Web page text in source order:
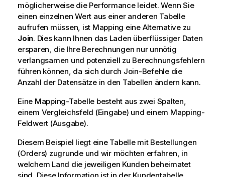
möglicherweise die Performance leidet. Wenn Sie
einen einzelnen Wert aus einer anderen Tabelle
aufrufen müssen, ist Mapping eine Alternative zu
Join. Dies kann Ihnen das Laden überflüssiger Daten
ersparen, die Ihre Berechnungen nur unnötig
verlangsamen und potenziell zu Berechnungsfehlern
führen können, da sich durch Join-Befehle die
Anzahl der Datensätze in den Tabellen ändern kann.
Eine Mapping-Tabelle besteht aus zwei Spalten,
einem Vergleichsfeld (Eingabe) und einem Mapping-
Feldwert (Ausgabe).
Diesem Beispiel liegt eine Tabelle mit Bestellungen
(Orders) zugrunde und wir möchten erfahren, in
welchem Land die jeweiligen Kunden beheimatet